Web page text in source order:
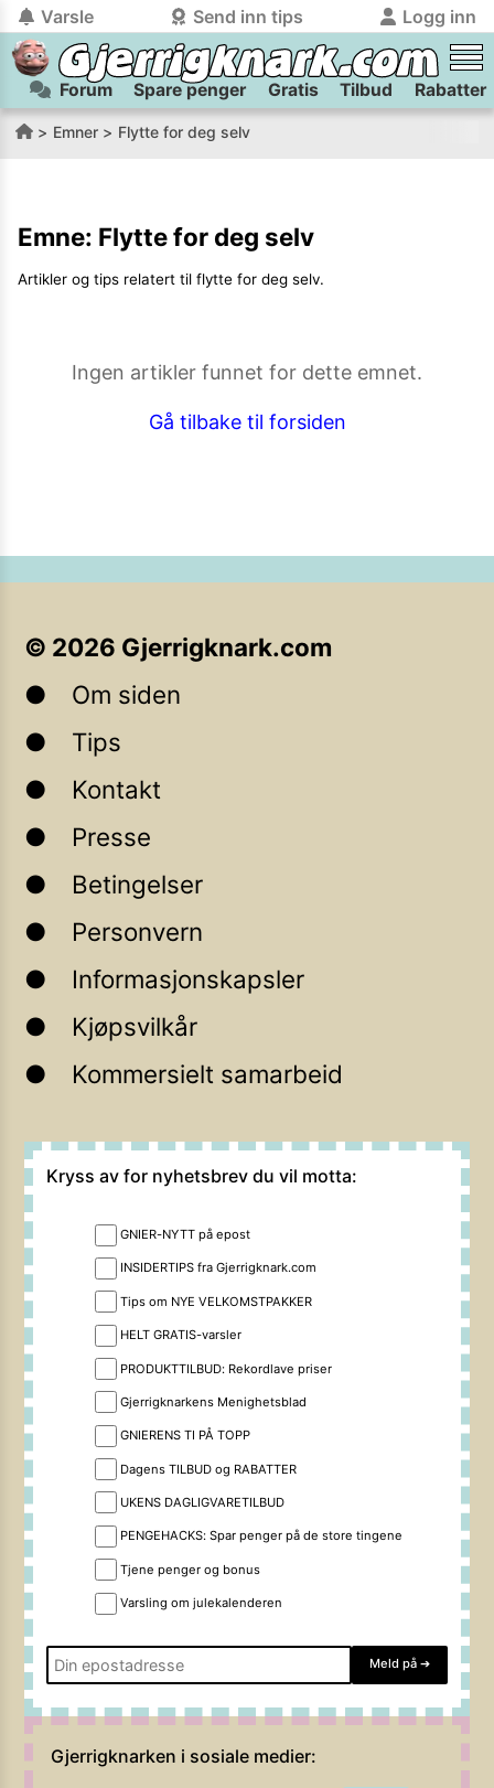
Varsle Send inn tips Logg inn
tilbake
Logg inn på Gjerrigknark.com:
Logg inn med Vipps
tilbake
Send inn tips:
Vil du være med i tipsekonkurransen kan du oppgi
Forum Spare penger Gratis Tilbud Rabatter
Emner Flytte for deg selv
Emne: Flytte for deg selv
Artikler og tips relatert til flytte for deg selv.
Ingen artikler funnet for dette emnet.
Gå tilbake til forsiden
© 2026 Gjerrigknark.com
Om siden
Tips
Kontakt
Presse
Betingelser
Personvern
Informasjonskapsler
Kjøpsvilkår
Kommersielt samarbeid
Kryss av for nyhetsbrev du vil motta:
GNIER-NYTT på epost
INSIDERTIPS fra Gjerrigknark.com
Tips om NYE VELKOMSTPAKKER
HELT GRATIS-varsler
PRODUKTTILBUD: Rekordlave priser
Gjerrigknarkens Menighetsblad
GNIERENS TI PÅ TOPP
Dagens TILBUD og RABATTER
UKENS DAGLIGVARETILBUD
PENGEHACKS: Spar penger på de store tingene
Tjene penger og bonus
Varsling om julekalenderen
Meld på ➔
Gjerrigknarken i sosiale medier: